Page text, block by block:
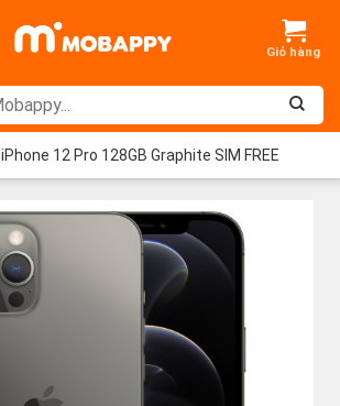
iPhone 12 Pro 128GB Graphite SIM FREE